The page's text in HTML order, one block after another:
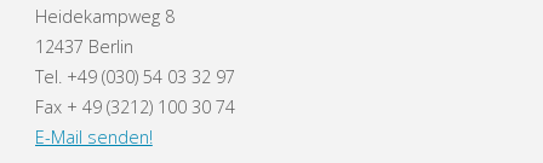
Heidekampweg 8
12437 Berlin
Tel. +49 (030) 54 03 32 97
Fax + 49 (3212) 100 30 74
E-Mail senden!